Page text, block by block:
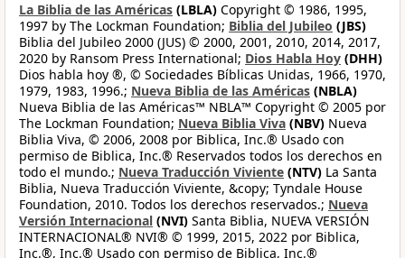
La Biblia de las Américas (LBLA) Copyright © 1986, 1995,
1997 by The Lockman Foundation; Biblia del Jubileo (JBS)
Biblia del Jubileo 2000 (JUS) © 2000, 2001, 2010, 2014, 2017,
2020 by Ransom Press International; Dios Habla Hoy (DHH)
Dios habla hoy ®, © Sociedades Bíblicas Unidas, 1966, 1970,
1979, 1983, 1996.; Nueva Biblia de las Américas (NBLA)
Nueva Biblia de las Américas™ NBLA™ Copyright © 2005 por
The Lockman Foundation; Nueva Biblia Viva (NBV) Nueva
Biblia Viva, © 2006, 2008 por Biblica, Inc.® Usado con
permiso de Biblica, Inc.® Reservados todos los derechos en
todo el mundo.; Nueva Traducción Viviente (NTV) La Santa
Biblia, Nueva Traducción Viviente, &copy; Tyndale House
Foundation, 2010. Todos los derechos reservados.; Nueva
Versión Internacional (NVI) Santa Biblia, NUEVA VERSIÓN
INTERNACIONAL® NVI® © 1999, 2015, 2022 por Biblica,
Inc.®, Inc.® Usado con permiso de Biblica, Inc.®